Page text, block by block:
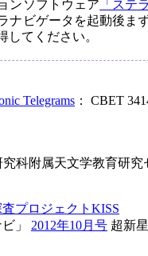
ンソフトウェア 「ステ
ナビゲータを起動後ま
してください。
Telegrams ： CBET
科附属天文学教育研究
プロジェクトKISS
」 2012年10月号 超新